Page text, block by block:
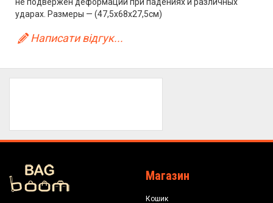
ударах. Размеры — (47,5x68x27,5см)
Написати відгук...
Магазин
Кошик